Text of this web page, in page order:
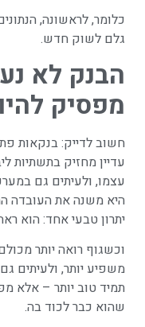
כלומר, לראשונה,
גלם לשוק חדש.
הבנק לא
מפסיק
חשוב לדייק: בנקאות
עדיין מחזיק בתשתיות
עצמו, ולעיתים גם
היא משנה את העובדה
יתרון טבעי אחד: הוא
וכשגוף רואה יותר
משפיע יותר, ולעיתים
תמיד טוב יותר – אלא
שהוא כבר לכוד בה.